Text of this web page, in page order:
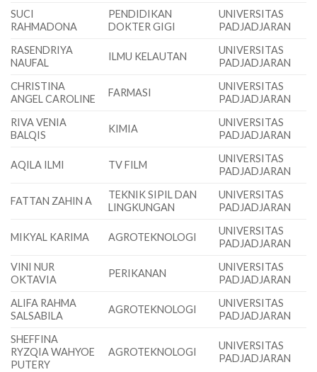
SUCI
RAHMADONA
PENDIDIKAN
DOKTER GIGI
UNIVERSITAS
PADJADJARAN
RASENDRIYA
NAUFAL
ILMU KELAUTAN
UNIVERSITAS
PADJADJARAN
CHRISTINA
ANGEL CAROLINE
FARMASI
UNIVERSITAS
PADJADJARAN
RIVA VENIA
BALQIS
KIMIA
UNIVERSITAS
PADJADJARAN
AQILA ILMI TV FILM
UNIVERSITAS
PADJADJARAN
FATTAN ZAHIN A
TEKNIK SIPIL DAN
LINGKUNGAN
UNIVERSITAS
PADJADJARAN
MIKYAL KARIMA AGROTEKNOLOGI
UNIVERSITAS
PADJADJARAN
VINI NUR
OKTAVIA
PERIKANAN
UNIVERSITAS
PADJADJARAN
ALIFA RAHMA
SALSABILA
AGROTEKNOLOGI
UNIVERSITAS
PADJADJARAN
SHEFFINA
RYZQIA WAHYOE
PUTERY
AGROTEKNOLOGI
UNIVERSITAS
PADJADJARAN